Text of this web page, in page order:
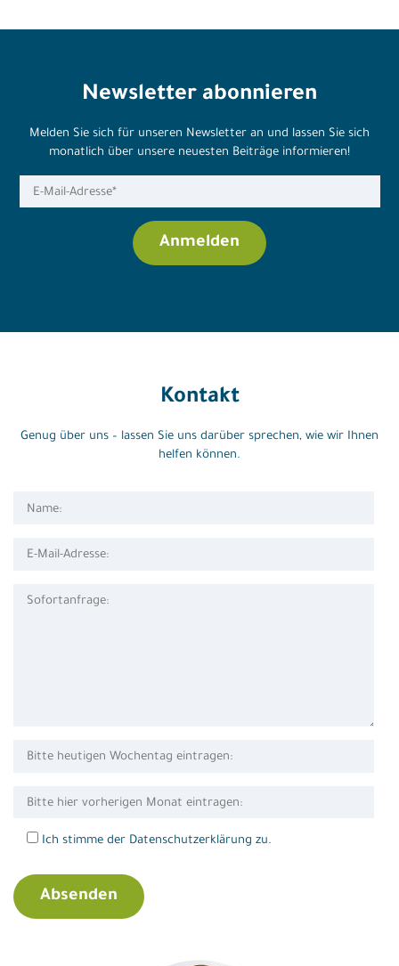
Newsletter abonnieren
Melden Sie sich für unseren Newsletter an und lassen Sie sich
monatlich über unsere neuesten Beiträge informieren!
Kontakt
Genug über uns – lassen Sie uns darüber sprechen, wie wir Ihnen
helfen können.
Ich stimme der Datenschutzerklärung zu.